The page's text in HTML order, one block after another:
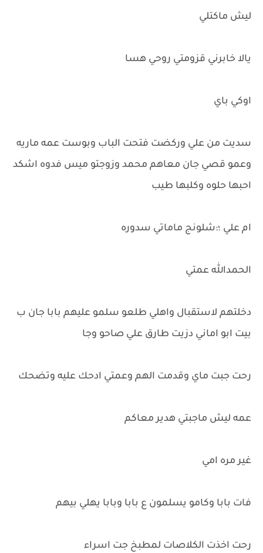
ليش ماكتلي
يالا خابرني قزومتي روحي هسا
اوكي باي
سديت من علي وركضت فتحت الباب وبوست عمه ماريه
وعمو قصي جان معاهم محمد وزوجتو ميس فدوه اشكد
احبها حلوه وكلبها طيب
ام علي ؛:شلونج ماماتي سدوره
الحمدالله عمتي
دخلتهم لاستقبال واهلي طلعو سلمو عليهم بابا جان ب
بيت ابو اماني دزيت طارق علي صاحو وجا
رحت جبت ماي وقدمت الهم وعمتي ادحك عليه وتضحك
عمه ليش ماجبتي هدير معاكم
غير مره امي
فات بابا وكامو يسلمون ع بابا وبابا يهلي بيهم
رحت اخذت الكلاصات لمطبخ جت اسراء